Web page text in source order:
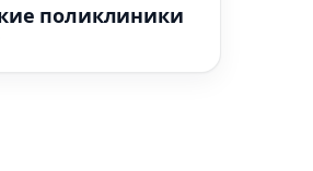
поликлиники